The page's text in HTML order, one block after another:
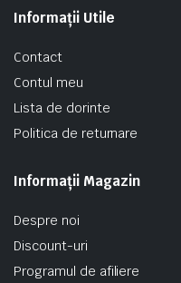
Informații Utile
Contact
Contul meu
Lista de dorinte
Politica de returnare
Informații Magazin
Despre noi
Discount-uri
Programul de afiliere